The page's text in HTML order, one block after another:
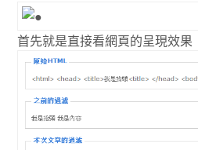
首先就是直接看網頁的呈現效果